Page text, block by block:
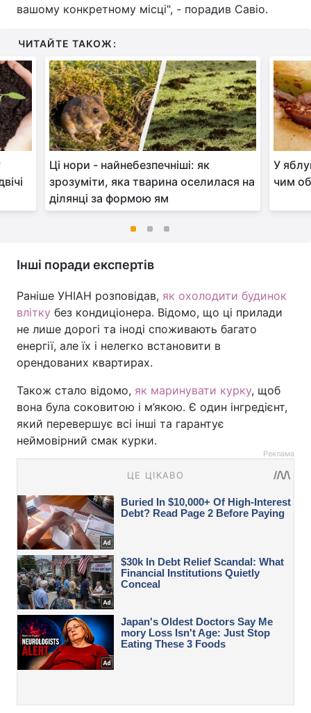
вашому конкретному місці", - порадив Савіо.
ЧИТАЙТЕ ТАКОЖ:
Ці нори - найнебезпечніші: як
зрозуміти, яка тварина оселилася на
ділянці за формою ям
У
чим
Інші поради експертів
Раніше УНІАН розповідав, як охолодити будинок
влітку без кондиціонера. Відомо, що ці прилади
не лише дорогі та іноді споживають багато
енергії, але їх і нелегко встановити в
орендованих квартирах.
Також стало відомо, як маринувати курку, щоб
вона була соковитою і м’якою. Є один інгредієнт,
який перевершує всі інші та гарантує
неймовірний смак курки.
Реклама